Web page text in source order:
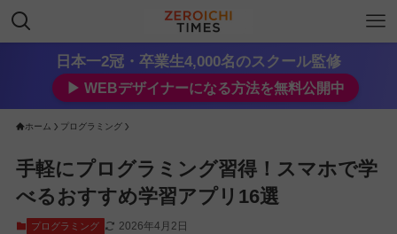
日本一2冠・卒業生4,000名のスクール監修
▶︎ WEBデザイナーになる方法を無料公開中
ホーム プログラミング
手軽にプログラミング習得！スマホで学
べるおすすめ学習アプリ16選
プログラミング 2026年4月2日